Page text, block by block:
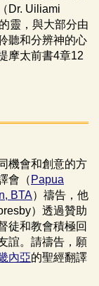
Dr. Uiliami
靈，與大部分由
聽和分辨神的心
摩太前書4章12
機會和創意的方
會（ Papua
BTA）禱告，他
）透過贊助
徒和教會積極回
誼。請禱告，願
內亞的聖經翻譯